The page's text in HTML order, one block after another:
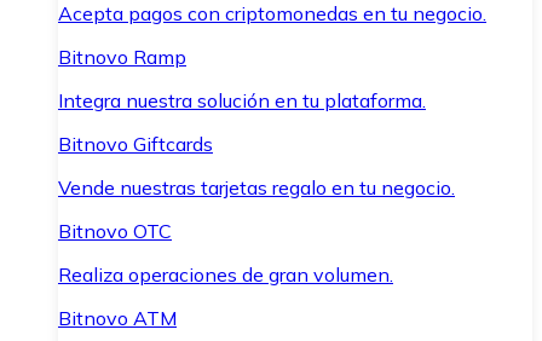
Acepta pagos con criptomonedas en tu negocio.
Bitnovo Ramp
Integra nuestra solución en tu plataforma.
Bitnovo Giftcards
Vende nuestras tarjetas regalo en tu negocio.
Bitnovo OTC
Realiza operaciones de gran volumen.
Bitnovo ATM